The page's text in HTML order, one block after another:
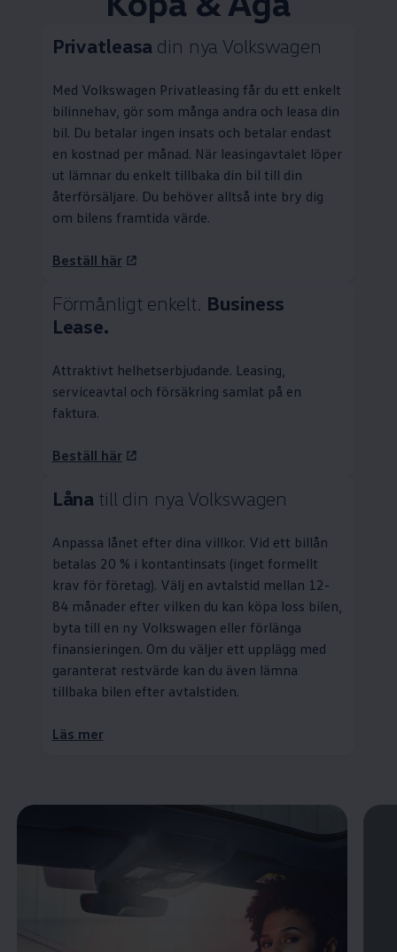
Privatleasa din nya Volkswagen
Med Volkswagen Privatleasing får du ett enkelt
bilinnehav, gör som många andra och leasa din
bil. Du betalar ingen insats och betalar endast
en kostnad per månad. När leasingavtalet löper
ut lämnar du enkelt tillbaka din bil till din
återförsäljare. Du behöver alltså inte bry dig
om bilens framtida värde.
Beställ här
Förmånligt enkelt. Business
Lease.
Attraktivt helhetserbjudande. Leasing
serviceavtal och försäkring samlat på en
faktura.
Beställ här
Låna till din nya Volkswagen
Anpassa lånet efter dina villkor. Vid ett billån
betalas 20 % i kontantinsats (inget formellt
krav för företag). Välj en avtalstid mellan 12-
84 månader efter vilken du kan köpa loss bilen,
byta till en ny Volkswagen eller förlänga
finansieringen. Om du väljer ett upplägg med
garanterat restvärde kan du även lämna
tillbaka bilen efter avtalstiden.
Läs mer
Öppna helskärmsläge